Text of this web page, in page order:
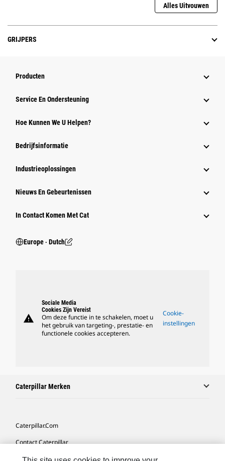
Alles Uitvouwen
GRIJPERS
Producten
Service En Ondersteuning
Hoe Kunnen We U Helpen?
Bedrijfsinformatie
Industrieoplossingen
Nieuws En Gebeurtenissen
In Contact Komen Met Cat
Europe ‧ Dutch
warning
Sociale Media
Cookies Zijn Vereist
Om deze functie in te schakelen, moet u
het gebruik van targeting-, prestatie- en
functionele cookies accepteren.
Cookie-
instellingen
Caterpillar Merken
Caterpillar.com
Contact Caterpillar
Mijn Marketingvoorkeuren